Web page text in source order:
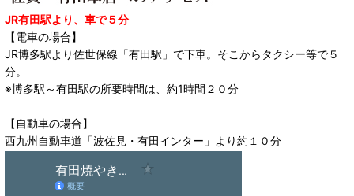
JR有田駅より、車で５分
【電車の場合】
JR博多駅より佐世保線「有田駅」で下車。そこからタクシー等で５
分。
※博多駅～有田駅の所要時間は、約1時間２０分
【自動車の場合】
西九州自動車道「波佐見・有田インター」より約１０分